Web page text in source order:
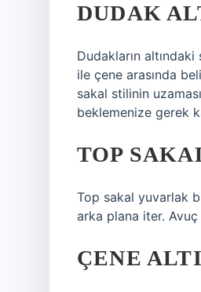
DUDAK
Dudakların
ile çene arasında
sakal stilinin
beklemenize gerek
TOP
Top sakal yuvarlak
arka plana iter.
ÇENE